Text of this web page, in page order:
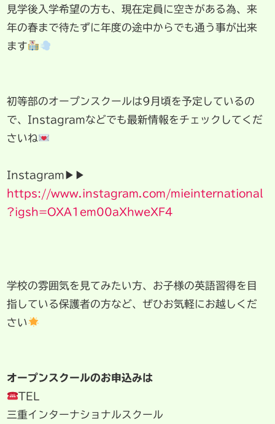
見学後入学希望の方も、現在定員に空きがある為、来
年の春まで待たずに年度の途中からでも通う事が出来
ます
初等部のオープンスクールは9月頃を予定しているの
で、Instagramなどでも最新情報をチェックしてくだ
さいね
Instagram▶︎▶︎
https://www.instagram.com/mieinternational
?igsh=OXA1em00aXhweXF4
学校の雰囲気を見てみたい方、お子様の英語習得を目
指している保護者の方など、ぜひお気軽にお越しくだ
さい
オープンスクールのお申込みは
TEL
三重インターナショナルスクール